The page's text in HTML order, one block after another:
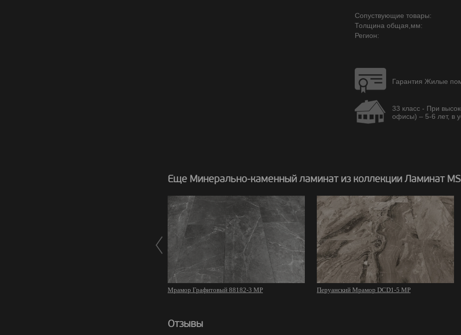
Сопуствующие товары:
Толщина общая,мм:
Регион:
Гарантия Жилые
33 класс - При
офисы) – 5-6 лет, в
Еще Минерально-каменный ламинат из коллекции Ламинат
Мрамор Графитовый 88182-3 MP Перуанский Мрамор DCD1-5 MP
Отзывы